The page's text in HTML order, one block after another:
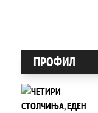
ПРОФИЛ